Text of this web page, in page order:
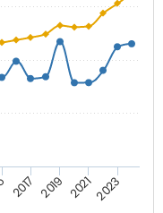
2017 2019 2021 2023